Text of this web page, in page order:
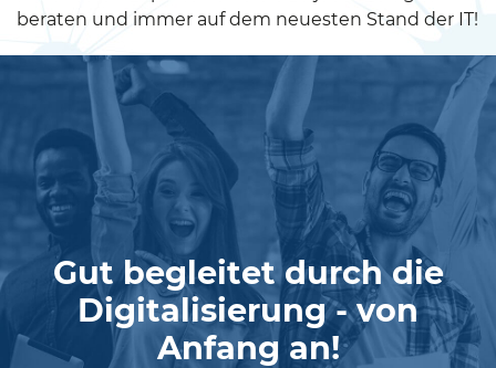
beraten und immer auf dem neuesten Stand der IT!
Gut begleitet durch die
Digitalisierung - von
Anfang an!